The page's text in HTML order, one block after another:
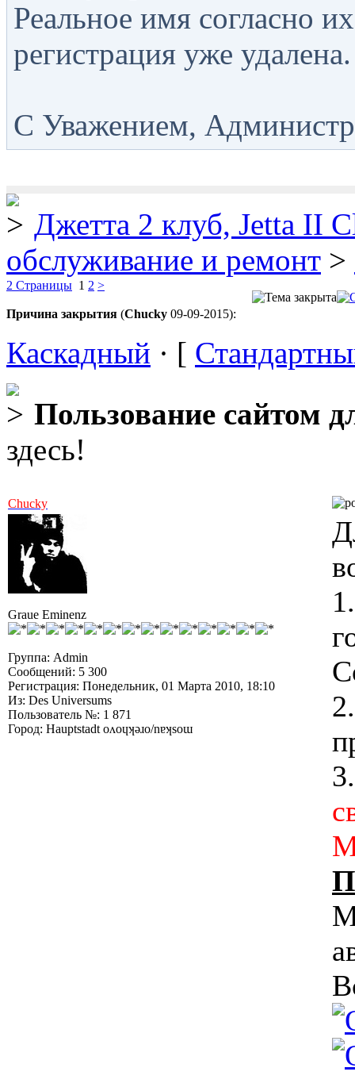
Реальное имя согласно
регистрация уже удалена.
С Уважением,
Джетта 2 клуб, Jetta II
обслуживание и ремонт >
2 Страницы 1 2 >
Причина закрытия (Chucky 09-09-2015):
Каскадный · [
Пользование сайтом
здесь!
Chucky
Graue Eminenz
Группа: Admin
Сообщений: 5 300
Регистрация: Понедельник, 01 Марта 2010, 18:10
Из: Des Universums
Пользователь №: 1 871
Город: Hauptstadt oʌoɥʞǝɹo/nɐʞsoɯ